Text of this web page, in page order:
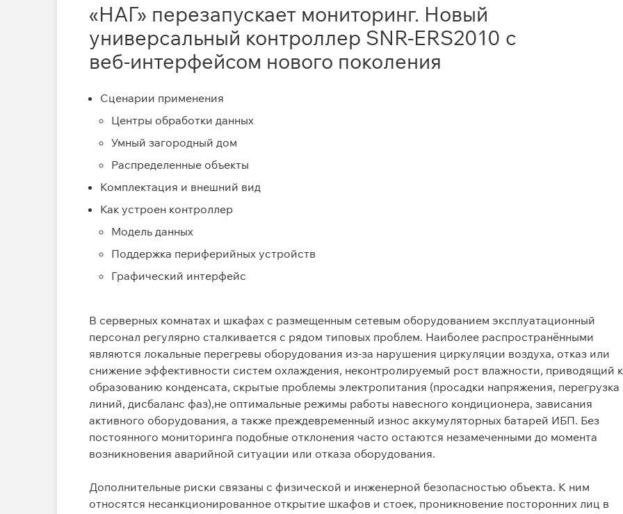
«НАГ» перезапускает мониторинг. Новый
универсальный контроллер SNR‑ERS2010 с
веб‑интерфейсом нового поколения
Сценарии применения
Центры обработки данных
Умный загородный дом
Распределенные объекты
Комплектация и внешний вид
Как устроен контроллер
Модель данных
Поддержка периферийных устройств
Графический интерфейс
В серверных комнатах и шкафах с размещенным сетевым оборудованием эксплуатационный
персонал регулярно сталкивается с рядом типовых проблем. Наиболее распространёнными
являются локальные перегревы оборудования из-за нарушения циркуляции воздуха, отказ или
снижение эффективности систем охлаждения, неконтролируемый рост влажности, приводящий к
образованию конденсата, скрытые проблемы электропитания (просадки напряжения, перегрузка
линий, дисбаланс фаз),не оптимальные режимы работы навесного кондиционера, зависания
активного оборудования, а также преждевременный износ аккумуляторных батарей ИБП. Без
постоянного мониторинга подобные отклонения часто остаются незамеченными до момента
возникновения аварийной ситуации или отказа оборудования.
Дополнительные риски связаны с физической и инженерной безопасностью объекта. К ним
относятся несанкционированное открытие шкафов и стоек, проникновение посторонних лиц в